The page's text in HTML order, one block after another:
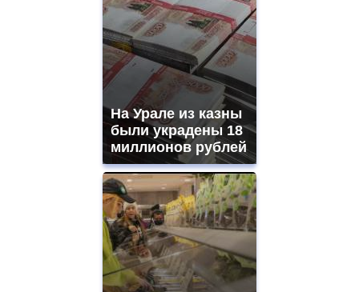
На Урале из казны
были украдены 18
миллионов рублей